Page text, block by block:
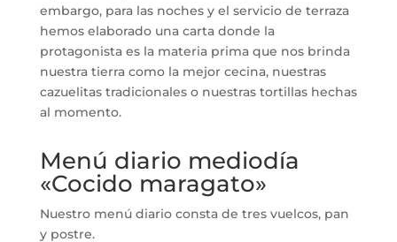
embargo, para las noches y el servicio de terraza
hemos elaborado una carta donde la
protagonista es la materia prima que nos brinda
nuestra tierra como la mejor cecina, nuestras
cazuelitas tradicionales o nuestras tortillas hechas
al momento.
Menú diario mediodía
«Cocido maragato»
Nuestro menú diario consta de tres vuelcos, pan
y postre.